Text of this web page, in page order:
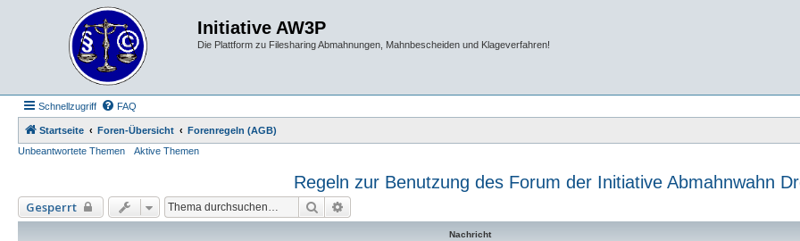
Initiative AW3P
Die Plattform zu Filesharing Abmahnungen, Mahnbescheiden und Klageverfahren!
Schnellzugriff FAQ
Startseite Foren-Übersicht
Forenregeln (AGB)
Unbeantwortete Themen
Aktive Themen
Regeln zur Benutzung des Forum der Initiative Abmahnwahn
Gesperrt Suche
Nachricht